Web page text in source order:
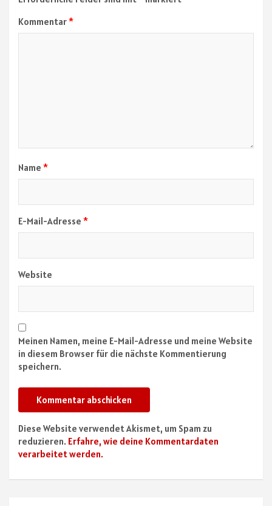
Kommentar*
Name *
E-Mail-Adresse *
Website
Meinen Namen, meine E-Mail-Adresse und meine Website
in diesem Browser für die nächste Kommentierung
speichern.
Diese Website verwendet Akismet, um Spam zu
reduzieren. Erfahre, wie deine Kommentardaten
verarbeitet werden.